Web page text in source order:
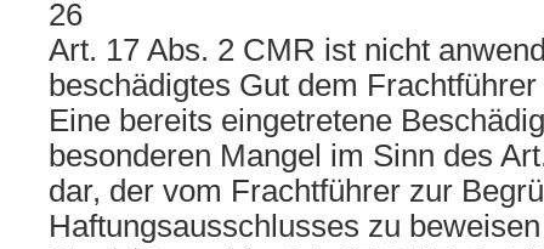
26
Art. 17 Abs. 2 CMR ist nicht
beschädigtes Gut dem
Eine bereits eingetretene
besonderen Mangel im Sinn des
dar, der vom Frachtführer zur
Haftungsausschlusses zu